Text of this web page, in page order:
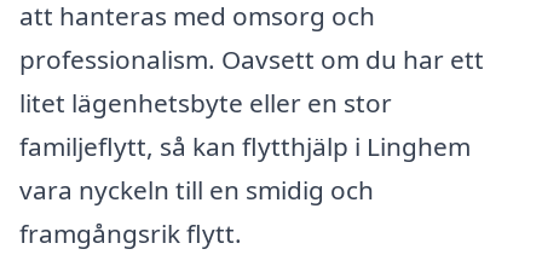
att hanteras med omsorg och
professionalism. Oavsett om du har ett
litet lägenhetsbyte eller en stor
familjeflytt, så kan flytthjälp i Linghem
vara nyckeln till en smidig och
framgångsrik flytt.